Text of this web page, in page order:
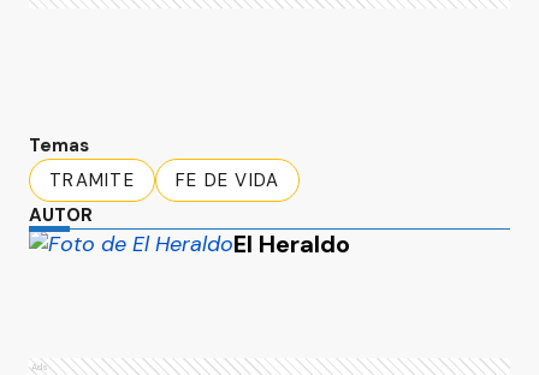
Temas
TRAMITE
FE DE VIDA
AUTOR
El Heraldo
Ads